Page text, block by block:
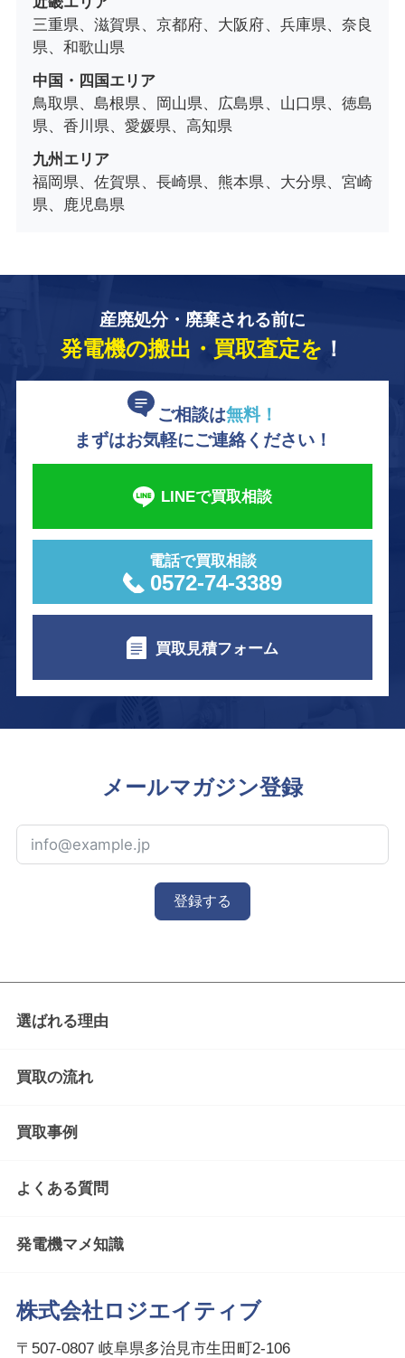
三重県、滋賀県、京都府、大阪府、兵庫県、奈良
県、和歌山県
中国・四国エリア
鳥取県、島根県、岡山県、広島県、山口県、徳島
県、香川県、愛媛県、高知県
九州エリア
福岡県、佐賀県、長崎県、熊本県、大分県、宮崎
県、鹿児島県
産廃処分・廃棄される前に
発電機の搬出・買取査定を ！
ご相談は無料！
まずはお気軽にご連絡ください！
LINEで買取相談
電話で買取相談
0572-74-3389
買取見積フォーム
メールマガジン登録
登録する
株式会社ロジエイティブ
〒507-0807 岐阜県多治見市生田町2-106
選ばれる理由
買取の流れ
買取事例
よくある質問
発電機マメ知識